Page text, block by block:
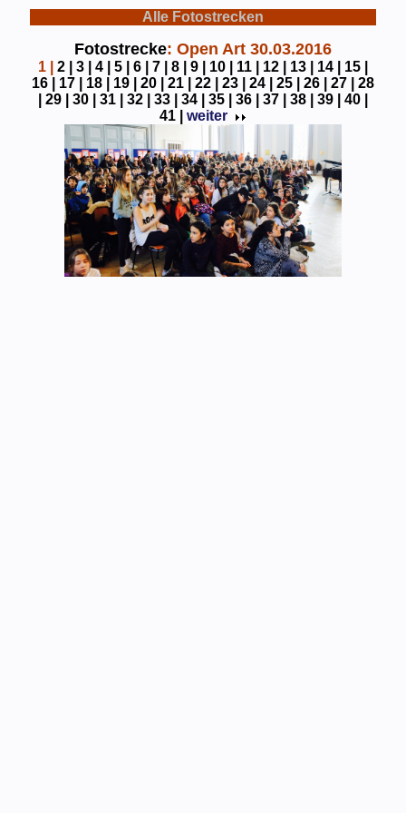
Alle Fotostrecken
Fotostrecke: Open Art 30.03.2016
1 2 | 3 | 4 | 5 | 6 | 7 | 8 | 9 | 10 | 11 | 12 | 13 | 14 |
15 |
16 |
17 | 18 | 19 | 20 | 21 | 22 | 23 | 24 | 25 | 26 | 27 |
28
29 | 30 | 31 | 32 | 33 | 34 | 35 | 36 | 37 | 38 | 39 |
40 |
41 |
weiter